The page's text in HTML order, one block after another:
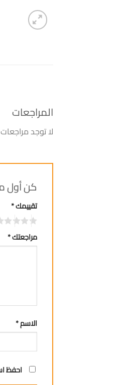
المراجعات
لا توجد
كن أول من
تقييمك*
مراجعتك*
الاسم*
احفظ